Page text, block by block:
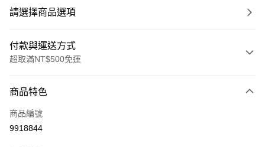
請選擇商品選項
付款與運送方式
超取滿NT$500免運
信用卡一次付款
超商取貨付款
商品特色
商品編號
9918844